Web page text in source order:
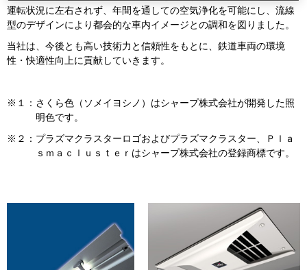
運転状況に左右されず、年間を通しての空気浄化を可能にし、流線
型のデザインにより都会的な車内イメージとの調和を図りました。
当社は、今後とも高い技術力と信頼性をもとに、鉄道車両の環境
性・快適性向上に貢献していきます。
※１： さくら色（ソメイヨシノ）はシャープ株式会社が開発した照
明色です。
※２： プラズマクラスターロゴおよびプラズマクラスター、Ｐｌａ
ｓｍａｃｌｕｓｔｅｒはシャープ株式会社の登録商標です。